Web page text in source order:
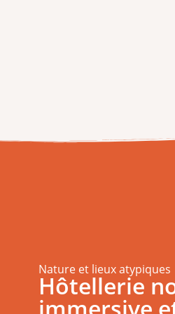
Nature et lieux atypiques
Hôtellerie